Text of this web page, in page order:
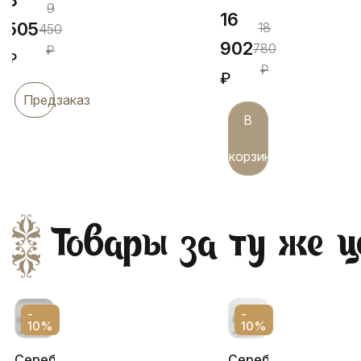
505
₽
9
450
₽
Предзаказ
16
902
₽
18
780
₽
В
корзину
Товары за ту же
-
10%
-
10%